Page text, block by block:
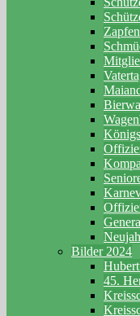
Bilder 2024
45.